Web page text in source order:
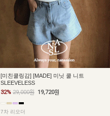
[미친쿨링감] [MADE] 미닛 쿨 니트
SLEEVELESS
32% 29,000원 19,720원
7차 리오더